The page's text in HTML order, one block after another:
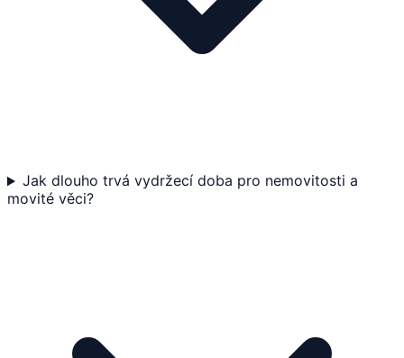
Jak dlouho trvá vydržecí doba pro nemovitosti a
movité věci?